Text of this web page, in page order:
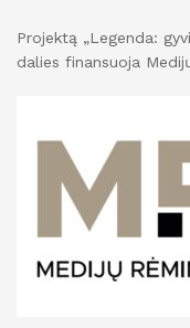
Projektą „Legenda:
dalies finansuoja